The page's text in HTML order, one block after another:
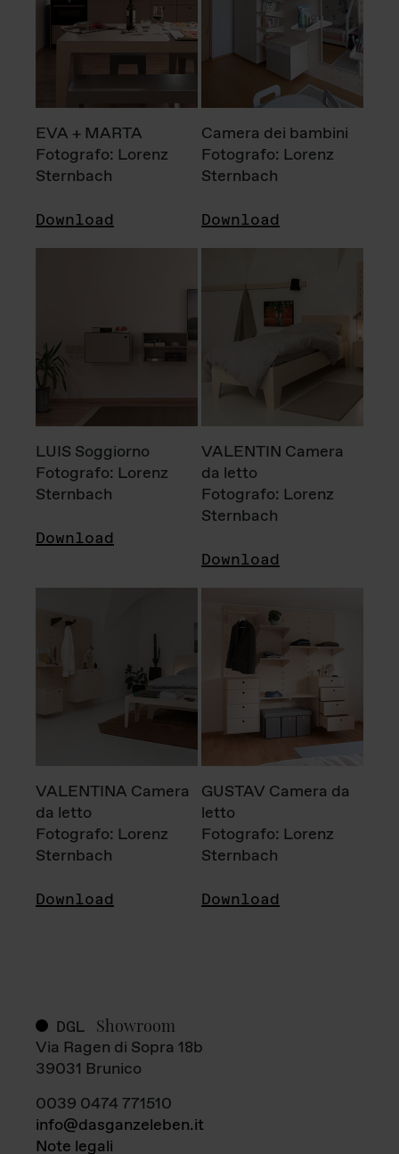
EVA + MARTA
Fotografo: Lorenz
Sternbach
Download
Camera dei bambini
Fotografo: Lorenz
Sternbach
Download
LUIS Soggiorno
Fotografo: Lorenz
Sternbach
Download
VALENTIN Camera
da letto
Fotografo: Lorenz
Sternbach
Download
VALENTINA Camera
da letto
Fotografo: Lorenz
Sternbach
Download
GUSTAV Camera da
letto
Fotografo: Lorenz
Sternbach
Download
DGL Showroom
Via Ragen di Sopra 18b
39031 Brunico
0039 0474 771510
info@dasganzeleben.it
Note legali